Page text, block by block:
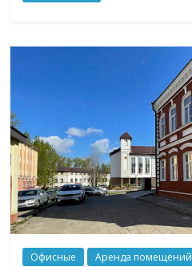
Офисные Аренда помещений